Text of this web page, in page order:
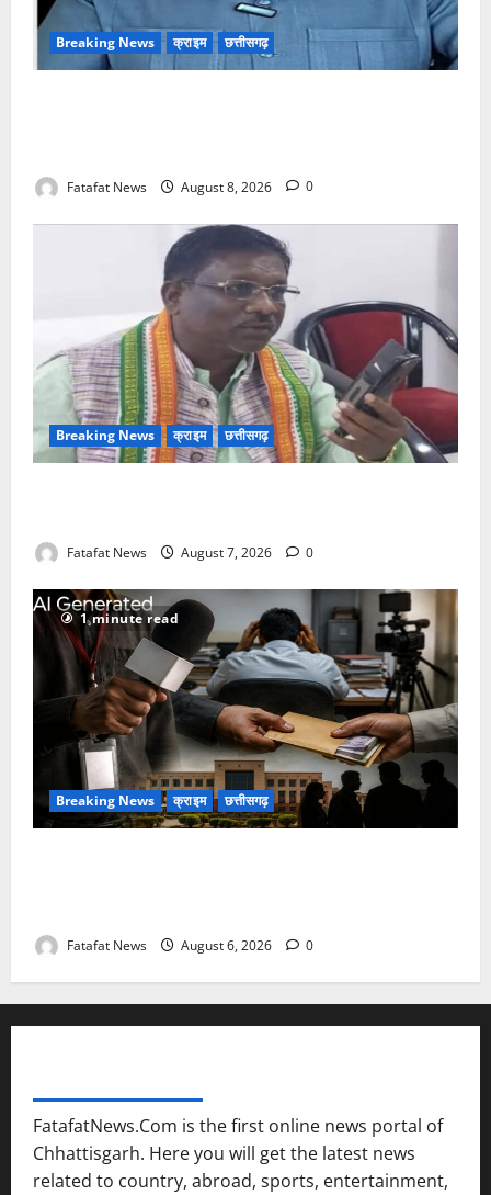
Breaking News क्राइम छत्तीसगढ़
Fatafat News August 8, 2026 0
Breaking News क्राइम छत्तीसगढ़
Fatafat News August 7, 2026 0
1 minute read
Breaking News क्राइम छत्तीसगढ़
Fatafat News August 6, 2026 0
FatafatNews.Com is the first online news portal of
Chhattisgarh. Here you will get the latest news
related to country, abroad, sports, entertainment,